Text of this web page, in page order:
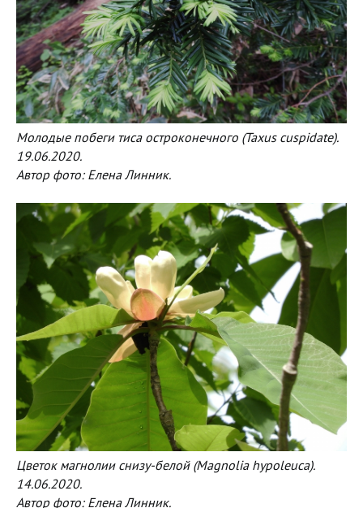
Молодые побеги тиса остроконечного (Taxus cuspidate).
19.06.2020.
Автор фото: Елена Линник.
Цветок магнолии снизу-белой (Magnolia hypoleuca).
14.06.2020.
Автор фото: Елена Линник.